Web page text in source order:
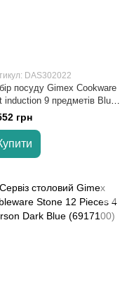
DAS302022
посуду Gimex Cookware
induction 9 предметів Blue
грн